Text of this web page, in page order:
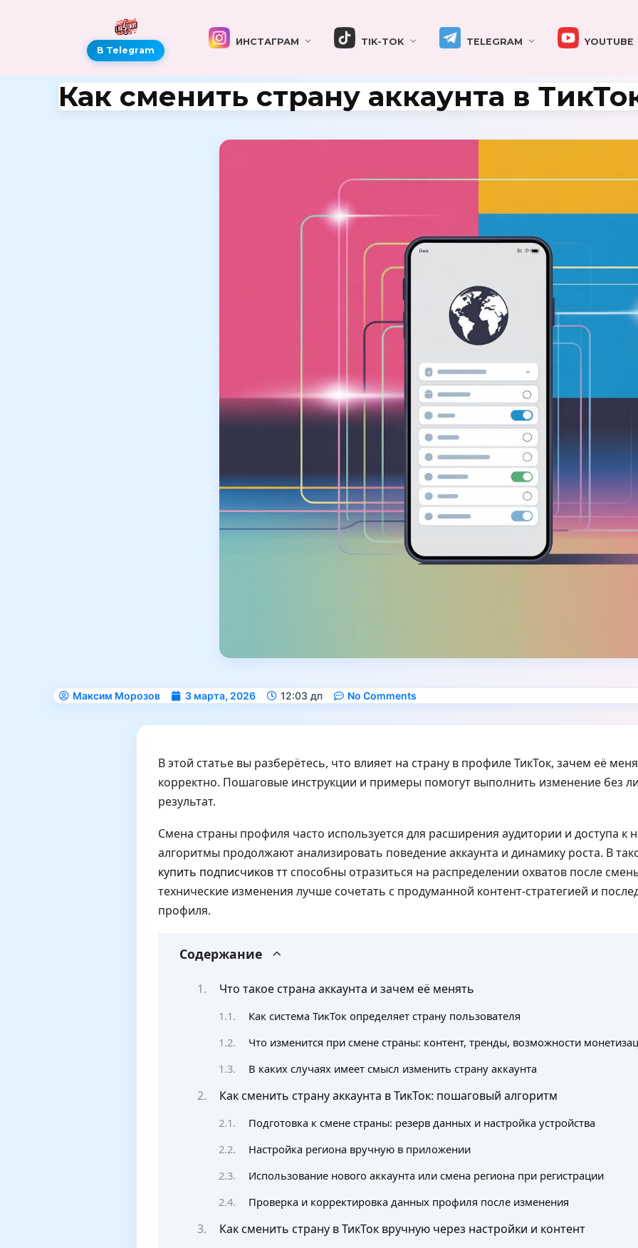
В Telegram
ИНСТАГРАМ TIK-TOK TELEGRAM YOUTUBE
Как сменить страну аккаунта в
Максим Морозов 3 марта, 2026 12:03 дп No Comments
В этой статье вы разберётесь, что влияет на страну в профиле ТикТок, зачем её
корректно. Пошаговые инструкции и примеры помогут выполнить изменение без
результат.
Смена страны профиля часто используется для расширения аудитории и доступа
алгоритмы продолжают анализировать поведение аккаунта и динамику роста. В
купить подписчиков тт способны отразиться на распределении охватов после
технические изменения лучше сочетать с продуманной контент-стратегией и
профиля.
Содержание
Что такое страна аккаунта и зачем её менять
Как система ТикТок определяет страну пользователя
Что изменится при смене страны: контент, тренды, возможности
В каких случаях имеет смысл изменить страну аккаунта
Как сменить страну аккаунта в ТикТок: пошаговый алгоритм
Подготовка к смене страны: резерв данных и настройка устройства
Настройка региона вручную в приложении
Использование нового аккаунта или смена региона при регистрации
Проверка и корректировка данных профиля после изменения
Как сменить страну в ТикТок вручную через настройки и контент